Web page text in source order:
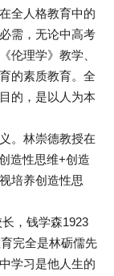
全人格教育中的
需，无论中高考
伦理学》教学、
的素质教育。全
的，是以人为本
。林崇德教授在
造性思维+创造
培养创造性思
，钱学森1923
完全是林砺儒先
学习是他人生的